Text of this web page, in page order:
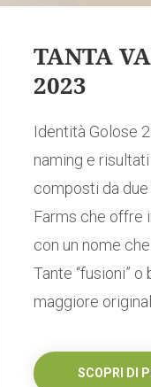
TANTA
2023
Identità Golose
naming e
composti da
Farms che offre
con un nome
Tante “fusioni”
maggiore
SCOPRI DI